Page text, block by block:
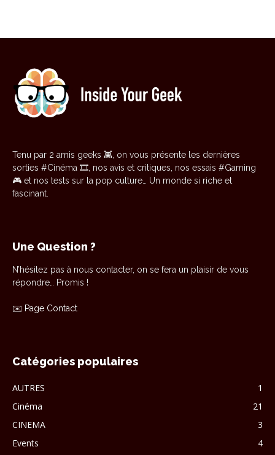
Tenu par 2 amis geeks 👾, on vous présente les dernières
sorties #Cinéma 🎞️, nos avis et critiques, nos essais #Gaming
🎮 et nos tests sur la pop culture… Un monde si riche et
fascinant.
Une Question ?
N’hésitez pas à nous contacter, on se fera un plaisir de vous
répondre… Promis !
✉️ Page Contact
Catégories populaires
AUTRES
1
Cinéma
21
CINEMA
3
Events
4